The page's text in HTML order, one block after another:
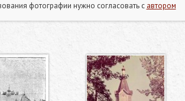
фотографии нужно согласовать с автором